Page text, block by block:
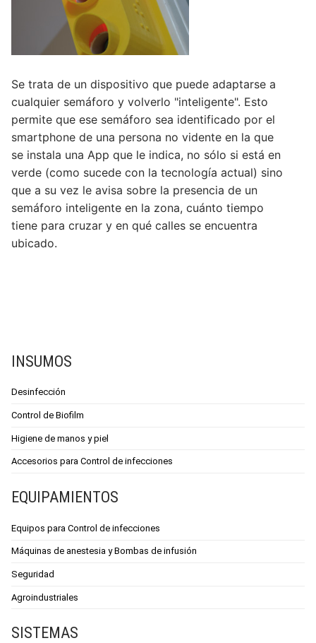
Se trata de un dispositivo que puede adaptarse a
cualquier semáforo y volverlo "inteligente". Esto
permite que ese semáforo sea identificado por el
smartphone de una persona no vidente en la que
se instala una App que le indica, no sólo si está en
verde (como sucede con la tecnología actual) sino
que a su vez le avisa sobre la presencia de un
semáforo inteligente en la zona, cuánto tiempo
tiene para cruzar y en qué calles se encuentra
ubicado.
INSUMOS
Desinfección
Control de Biofilm
Higiene de manos y piel
Accesorios para Control de infecciones
EQUIPAMIENTOS
Equipos para Control de infecciones
Máquinas de anestesia y Bombas de infusión
Seguridad
Agroindustriales
SISTEMAS